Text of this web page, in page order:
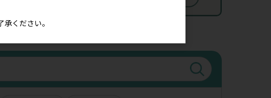
ください。